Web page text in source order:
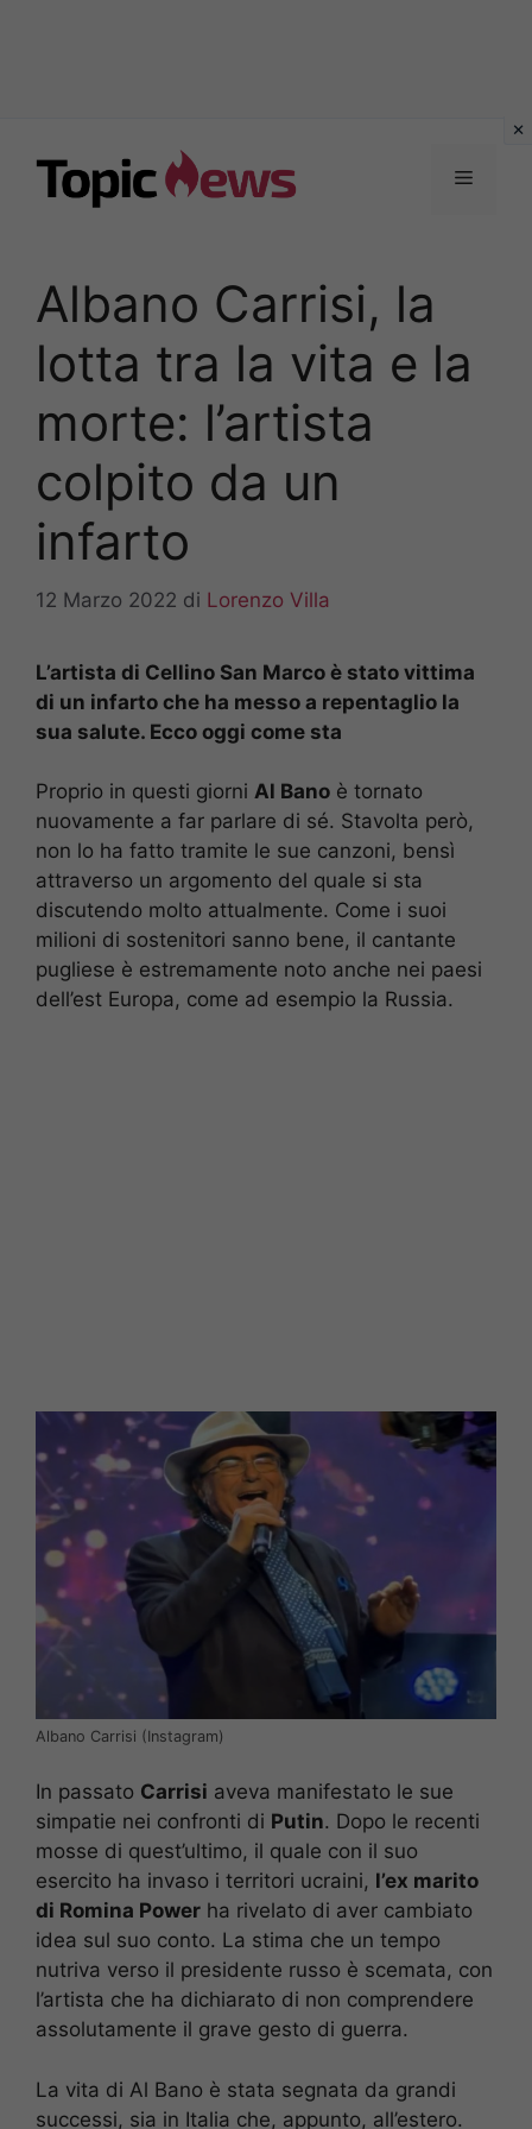
contenuto
Menu
Albano Carrisi, la
lotta tra la vita e la
morte: l’artista
colpito da un
infarto
12 Marzo 2022 di Lorenzo Villa
L’artista di Cellino San Marco è stato vittima
di un infarto che ha messo a repentaglio la
sua salute. Ecco oggi come sta
Proprio in questi giorni Al Bano è tornato
nuovamente a far parlare di sé. Stavolta però,
non lo ha fatto tramite le sue canzoni, bensì
attraverso un argomento del quale si sta
discutendo molto attualmente. Come i suoi
milioni di sostenitori sanno bene, il cantante
pugliese è estremamente noto anche nei paesi
dell’est Europa, come ad esempio la Russia.
Albano Carrisi (Instagram)
In passato Carrisi aveva manifestato le sue
simpatie nei confronti di Putin. Dopo le recenti
mosse di quest’ultimo, il quale con il suo
esercito ha invaso i territori ucraini, l’ex marito
di Romina Power ha rivelato di aver cambiato
idea sul suo conto. La stima che un tempo
nutriva verso il presidente russo è scemata, con
l’artista che ha dichiarato di non comprendere
assolutamente il grave gesto di guerra.
La vita di Al Bano è stata segnata da grandi
successi, sia in Italia che, appunto, all’estero.